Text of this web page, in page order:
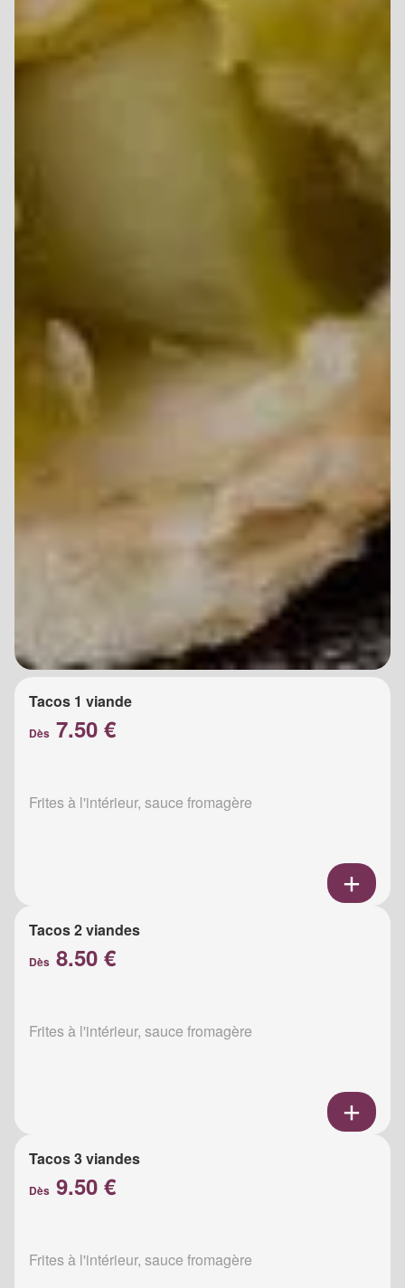
Tacos 1 viande
Dès 7.50 €
Frites à l'intérieur, sauce fromagère
Tacos 2 viandes
Dès 8.50 €
Frites à l'intérieur, sauce fromagère
Tacos 3 viandes
Dès 9.50 €
Frites à l'intérieur, sauce fromagère